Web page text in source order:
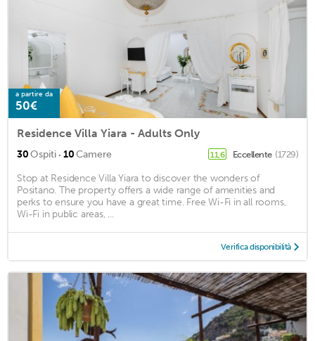
a partire da
50€
Residence Villa Yiara - Adults Only
30Ospiti · 10Camere 11,6 Eccellente (1729)
Stop at Residence Villa Yiara to discover the wonders of
Positano. The property offers a wide range of amenities and
perks to ensure you have a great time. Free Wi-Fi in all rooms,
Wi-Fi in public areas, ...
Verifica disponibilità